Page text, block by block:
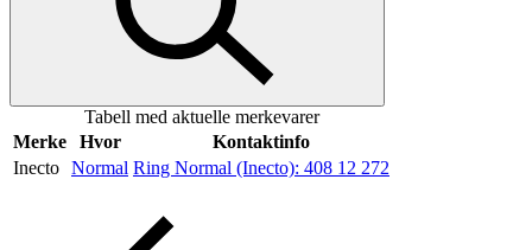
Aktiviteter
Inspirasjon
Tabell med aktuelle merkevarer
Merke
Hvor
Kontaktinfo
Inecto Normal Ring Normal (Inecto): 408 12 272